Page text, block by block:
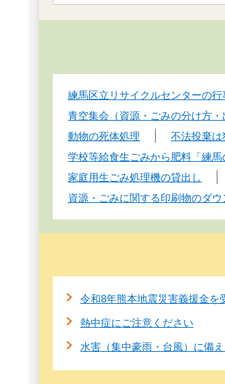
練馬区立リサイクルセンターの行
青空集会（資源・ごみの分け方
動物の死体処理
不法投棄は
学校等給食生ごみから肥料「練
家庭用生ごみ処理機の貸出し
資源・ごみに関する印刷物のダウ
令和8年熊本地震災害義援金を
熱中症にご注意ください
水害（集中豪雨・台風）に備え